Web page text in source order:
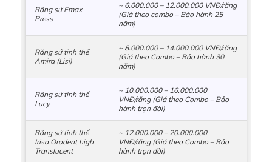
Răng sứ Emax
Press
~ 6.000.000 – 12.000.000 VNĐ/răng
(Giá theo combo – Bảo hành 25
năm)
Răng sứ tinh thể
Amira (Lisi)
~ 8.000.000 – 14.000.000 VNĐ/răng
(Giá theo Combo – Bảo hành 30
năm)
Răng sứ tinh thể
Lucy
~ 10.000.000 – 16.000.000
VNĐ/răng (Giá theo Combo – Bảo
hành trọn đời)
Răng sứ tinh thể
Irisa Orodent high
Translucent
~ 12.000.000 – 20.000.000
VNĐ/răng (Giá theo Combo – Bảo
hành trọn đời)